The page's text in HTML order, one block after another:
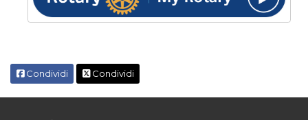
Condividi Condividi